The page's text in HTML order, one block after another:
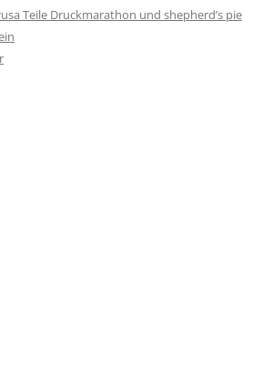
Teile Druckmarathon und shepherd’s pie